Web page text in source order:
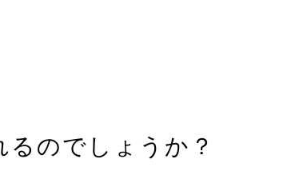
のでしょうか？